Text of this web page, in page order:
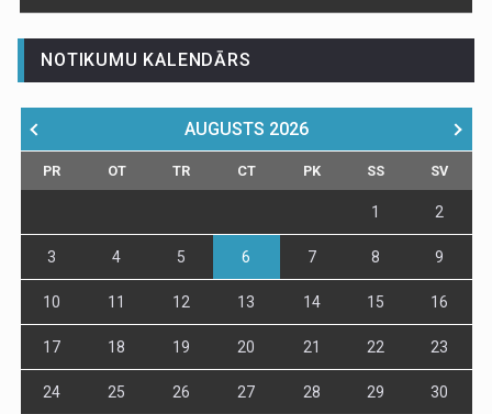
NOTIKUMU KALENDĀRS
AUGUSTS 2026
PR OT TR CT PK SS SV
1 2
3 4 5 6 7 8 9
10 11 12 13 14 15 16
17 18 19 20 21 22 23
24 25 26 27 28 29 30